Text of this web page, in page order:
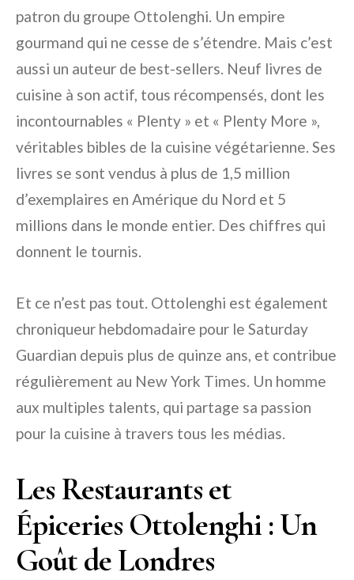
patron du groupe Ottolenghi. Un empire
gourmand qui ne cesse de s’étendre. Mais c’est
aussi un auteur de best-sellers. Neuf livres de
cuisine à son actif, tous récompensés, dont les
incontournables « Plenty » et « Plenty More »,
véritables bibles de la cuisine végétarienne. Ses
livres se sont vendus à plus de 1,5 million
d’exemplaires en Amérique du Nord et 5
millions dans le monde entier. Des chiffres qui
donnent le tournis.
Et ce n’est pas tout. Ottolenghi est également
chroniqueur hebdomadaire pour le Saturday
Guardian depuis plus de quinze ans, et contribue
régulièrement au New York Times. Un homme
aux multiples talents, qui partage sa passion
pour la cuisine à travers tous les médias.
Les Restaurants et
Épiceries Ottolenghi : Un
Goût de Londres